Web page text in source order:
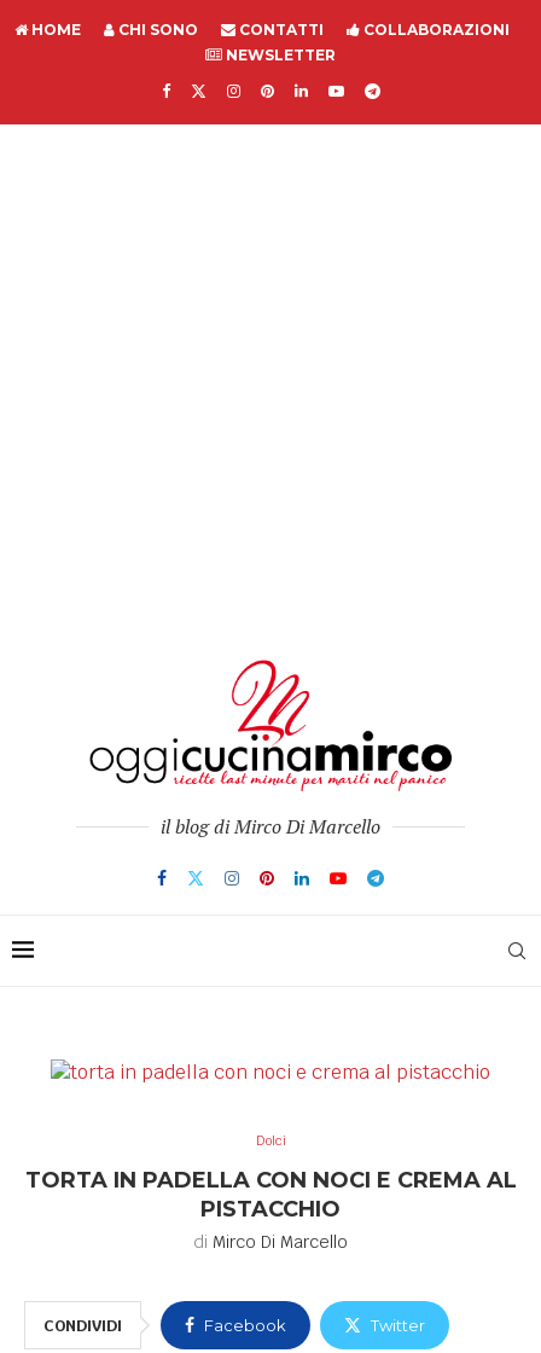
HOME CHI SONO CONTATTI
COLLABORAZIONI
NEWSLETTER
il blog di Mirco Di Marcello
Dolci
TORTA IN PADELLA CON NOCI E CREMA AL
PISTACCHIO
di Mirco Di Marcello
CONDIVIDI Facebook Twitter